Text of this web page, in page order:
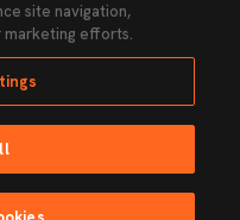
de Privacidad
sin el permiso del Valencia
site navigation,
marketing efforts.